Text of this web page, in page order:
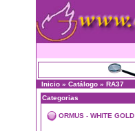
Inicio » Catálogo » RA37
Categorias
ORMUS - WHITE GOLD